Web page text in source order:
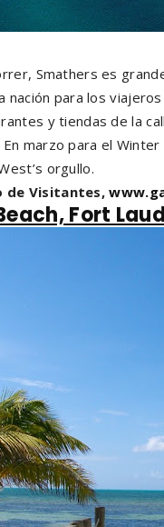
Smathers es
nación para los
y tiendas de la
marzo para el
orgullo.
de Visitantes,
Fort